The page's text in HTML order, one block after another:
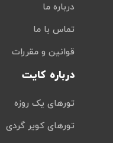
درباره ما
تماس با ما
قوانین و مقررات
درباره کایت
تورهای یک روزه
تورهای کویر گردی